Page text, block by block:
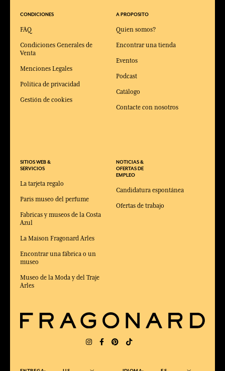
CONDICIONES
FAQ
Condiciones Generales de
Venta
Menciones Legales
Política de privacidad
Gestión de cookies
SITIOS WEB &
SERVICIOS
La tarjeta regalo
Paris museo del perfume
Fabricas y museos de la Costa
Azul
La Maison Fragonard Arles
Encontrar una fábrica o un
museo
Museo de la Moda y del Traje
Arles
A PROPOSITO
Quien somos?
Encontrar una tienda
Eventos
Podcast
Catálogo
Contacte con nosotros
NOTICIAS &
OFERTAS DE
EMPLEO
Candidatura espontánea
Ofertas de trabajo